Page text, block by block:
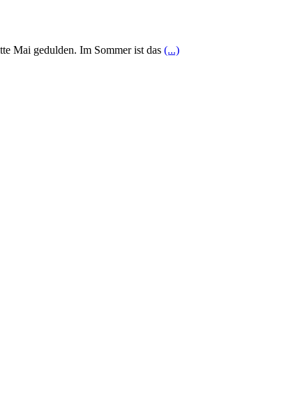
Mai gedulden. Im Sommer ist das (...)